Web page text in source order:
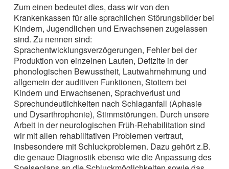
Zum einen bedeutet dies, dass wir von den
Krankenkassen für alle sprachlichen Störungsbilder bei
Kindern, Jugendlichen und Erwachsenen zugelassen
sind. Zu nennen sind:
Sprachentwicklungsverzögerungen, Fehler bei der
Produktion von einzelnen Lauten, Defizite in der
phonologischen Bewusstheit, Lautwahrnehmung und
allgemein der auditiven Funktionen, Stottern bei
Kindern und Erwachsenen, Sprachverlust und
Sprechundeutlichkeiten nach Schlaganfall (Aphasie
und Dysarthrophonie), Stimmstörungen. Durch unsere
Arbeit in der neurologischen Früh-Rehabilitation sind
wir mit allen rehabilitativen Problemen vertraut,
insbesondere mit Schluckproblemen. Dazu gehört z.B.
die genaue Diagnostik ebenso wie die Anpassung des